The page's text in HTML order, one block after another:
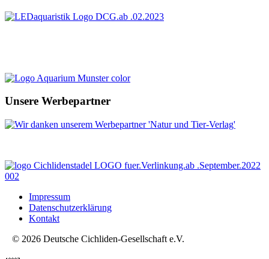
Unsere Werbepartner
Impressum
Datenschutzerklärung
Kontakt
© 2026 Deutsche Cichliden-Gesellschaft e.V.